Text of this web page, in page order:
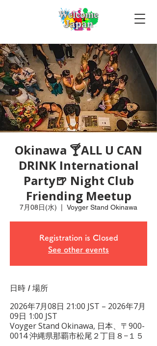
Okinawa 🍸ALL U CAN
DRINK International
Party🍺 Night Club
Friending Meetup
7月08日(水) Voyger Stand Okinawa
Registration is Closed
See other events
日時 / 場所
2026年7月08日 21:00 JST – 2026年7月
09日 1:00 JST
Voyger Stand Okinawa, 日本、〒900-
0014 沖縄県那覇市松尾２丁目８−１５